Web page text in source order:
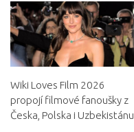
Wiki Loves Film 2026
propojí filmové fanoušky z
Česka, Polska i Uzbekistánu